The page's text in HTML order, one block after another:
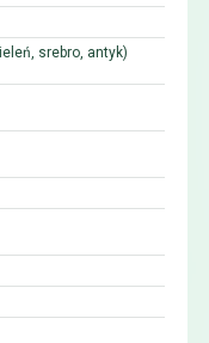
srebro, antyk)